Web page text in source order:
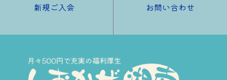
新規ご入会 お問い合わせ